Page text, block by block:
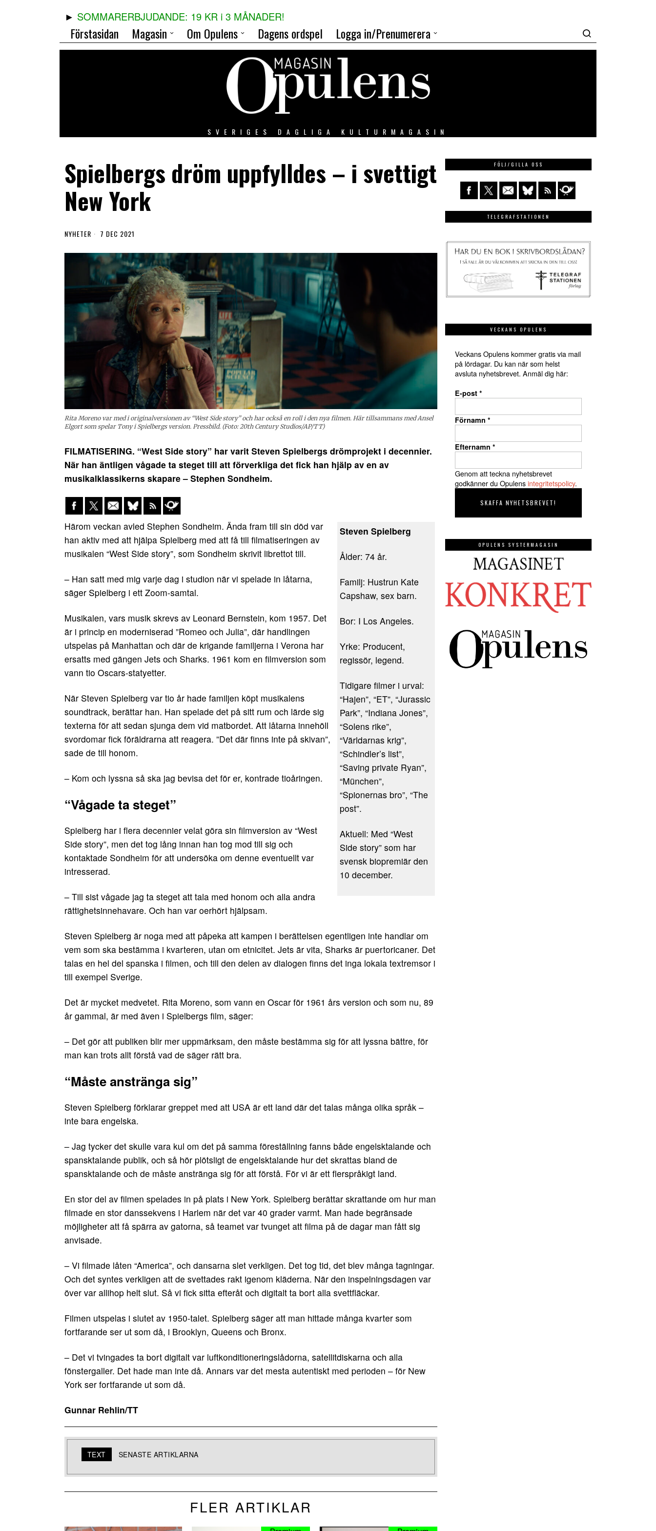
SOMMARERBJUDANDE: 19 KR i 3 MÅNADER!
Förstasidan Magasin Om Opulens Dagens ordspel Logga in/Prenumerera
SVERIGES DAGLIGA KULTURMAGASIN
Spielbergs dröm uppfylldes – i svettigt
New York
NYHETER 7 DEC 2021
Rita Moreno var med i originalversionen av “West Side story” och har också en roll i den nya filmen. Här tillsammans med Ansel
Elgort som spelar Tony i Spielbergs version. Pressbild. (Foto: 20th Century Studios/AP/TT)
FILMATISERING. “West Side story” har varit Steven Spielbergs drömprojekt i decennier.
När han äntligen vågade ta steget till att förverkliga det fick han hjälp av en av
musikalklassikerns skapare – Stephen Sondheim.
Steven Spielberg
Ålder: 74 år.
Familj: Hustrun Kate
Capshaw, sex barn.
Bor: I Los Angeles.
Yrke: Producent,
regissör, legend.
Tidigare filmer i urval:
“Hajen”, “ET”, “Jurassic
Park”, “Indiana Jones”,
“Solens rike”,
“Världarnas krig”,
“Schindler’s list”,
“Saving private Ryan”,
“München”,
“Spionernas bro”, “The
post”.
Aktuell: Med “West
Side story” som har
svensk biopremiär den
10 december.
Härom veckan avled Stephen Sondheim. Ända fram till sin död var
han aktiv med att hjälpa Spielberg med att få till filmatiseringen av
musikalen “West Side story”, som Sondheim skrivit librettot till.
– Han satt med mig varje dag i studion när vi spelade in låtarna,
säger Spielberg i ett Zoom-samtal.
Musikalen, vars musik skrevs av Leonard Bernstein, kom 1957. Det
är i princip en moderniserad ”Romeo och Julia”, där handlingen
utspelas på Manhattan och där de krigande familjerna i Verona har
ersatts med gängen Jets och Sharks. 1961 kom en filmversion som
vann tio Oscars-statyetter.
När Steven Spielberg var tio år hade familjen köpt musikalens
soundtrack, berättar han. Han spelade det på sitt rum och lärde sig
texterna för att sedan sjunga dem vid matbordet. Att låtarna innehöll
svordomar fick föräldrarna att reagera. ”Det där finns inte på skivan”,
sade de till honom.
– Kom och lyssna så ska jag bevisa det för er, kontrade tioåringen.
“Vågade ta steget”
Spielberg har i flera decennier velat göra sin filmversion av “West
Side story”, men det tog lång innan han tog mod till sig och
kontaktade Sondheim för att undersöka om denne eventuellt var
intresserad.
– Till sist vågade jag ta steget att tala med honom och alla andra
rättighetsinnehavare. Och han var oerhört hjälpsam.
Steven Spielberg är noga med att påpeka att kampen i berättelsen egentligen inte handlar om
vem som ska bestämma i kvarteren, utan om etnicitet. Jets är vita, Sharks är puertoricaner. Det
talas en hel del spanska i filmen, och till den delen av dialogen finns det inga lokala textremsor i
till exempel Sverige.
Det är mycket medvetet. Rita Moreno, som vann en Oscar för 1961 års version och som nu, 89
år gammal, är med även i Spielbergs film, säger:
– Det gör att publiken blir mer uppmärksam, den måste bestämma sig för att lyssna bättre, för
man kan trots allt förstå vad de säger rätt bra.
“Måste anstränga sig”
Steven Spielberg förklarar greppet med att USA är ett land där det talas många olika språk –
inte bara engelska.
– Jag tycker det skulle vara kul om det på samma föreställning fanns både engelsktalande och
spansktalande publik, och så hör plötsligt de engelsktalande hur det skrattas bland de
spansktalande och de måste anstränga sig för att förstå. För vi är ett flerspråkigt land.
En stor del av filmen spelades in på plats i New York. Spielberg berättar skrattande om hur man
filmade en stor danssekvens i Harlem när det var 40 grader varmt. Man hade begränsade
möjligheter att få spärra av gatorna, så teamet var tvunget att filma på de dagar man fått sig
anvisade.
– Vi filmade låten “America”, och dansarna slet verkligen. Det tog tid, det blev många tagningar.
Och det syntes verkligen att de svettades rakt igenom kläderna. När den inspelningsdagen var
över var allihop helt slut. Så vi fick sitta efteråt och digitalt ta bort alla svettfläckar.
Filmen utspelas i slutet av 1950-talet. Spielberg säger att man hittade många kvarter som
fortfarande ser ut som då, i Brooklyn, Queens och Bronx.
– Det vi tvingades ta bort digitalt var luftkonditioneringslådorna, satellitdiskarna och alla
fönstergaller. Det hade man inte då. Annars var det mesta autentiskt med perioden – för New
York ser fortfarande ut som då.
Gunnar Rehlin/TT
TEXT SENASTE ARTIKLARNA
FLER ARTIKLAR
FÖLJ/GILLA OSS
TELEGRAFSTATIONEN
VECKANS OPULENS
Veckans Opulens kommer gratis via mail
på lördagar. Du kan när som helst
avsluta nyhetsbrevet. Anmäl dig här:
E-post *
Förnamn *
Efternamn *
Genom att teckna nyhetsbrevet
godkänner du Opulensintegritetspolicy.
OPULENS SYSTERMAGASIN